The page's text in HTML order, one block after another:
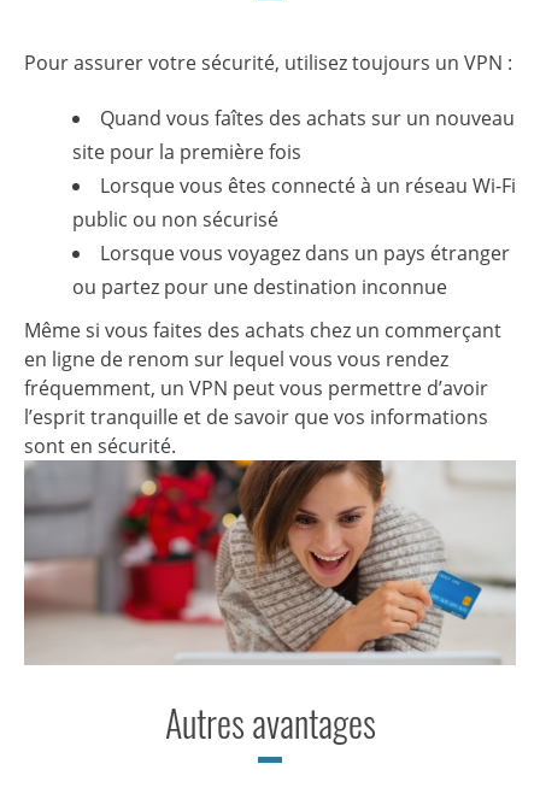
Pour assurer votre sécurité, utilisez toujours un VPN :
Quand vous faîtes des achats sur un nouveau
site pour la première fois
Lorsque vous êtes connecté à un réseau Wi-Fi
public ou non sécurisé
Lorsque vous voyagez dans un pays étranger
ou partez pour une destination inconnue
Même si vous faites des achats chez un commerçant
en ligne de renom sur lequel vous vous rendez
fréquemment, un VPN peut vous permettre d’avoir
l’esprit tranquille et de savoir que vos informations
sont en sécurité.
Autres avantages